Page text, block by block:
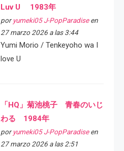
Luv U 1983年
por yumeki05 J-PopParadiseen
27 marzo 2026 a las 3:44
Yumi Morio / Tenkeyoho wa I
love U
「HQ」菊池桃子 青春のいじ
わる 1984年
por yumeki05 J-PopParadiseen
27 marzo 2026 a las 2:51